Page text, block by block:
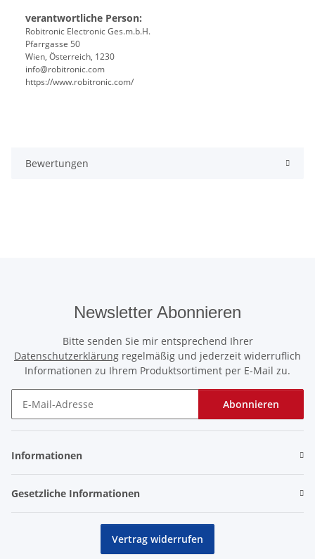
verantwortliche Person:
Robitronic Electronic Ges.m.b.H.
Pfarrgasse 50
Wien, Österreich, 1230
info@robitronic.com
https://www.robitronic.com/
Bewertungen
Newsletter Abonnieren
Bitte senden Sie mir entsprechend Ihrer
Datenschutzerklärung regelmäßig und jederzeit widerruflich
Informationen zu Ihrem Produktsortiment per E-Mail zu.
Abonnieren
Informationen
Gesetzliche Informationen
Vertrag widerrufen